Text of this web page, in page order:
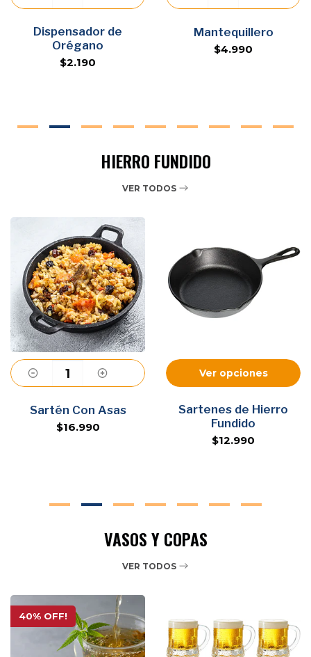
Agregar
Dispensador de
Orégano
$2.190
Agregar
Mantequillero
$4.990
HIERRO FUNDIDO
VER TODOS
Agregar
Sartén Con Asas
$16.990
Ver opciones
Sartenes de Hierro
Fundido
$12.990
VASOS Y COPAS
VER TODOS
40% OFF!